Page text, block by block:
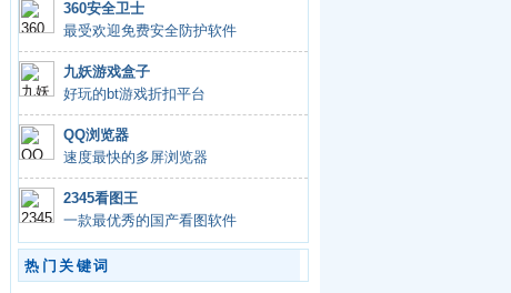
360安全卫士
最受欢迎免费安全防护软件
九妖游戏盒子
好玩的bt游戏折扣平台
QQ浏览器
速度最快的多屏浏览器
2345看图王
一款最优秀的国产看图软件
热门关键词